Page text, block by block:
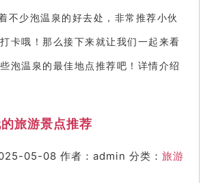
不少泡温泉的好去处，非常推荐小伙
卡哦！那么接下来就让我们一起来看
泡温泉的最佳地点推荐吧！详情介绍
旅游景点推荐
05-08 作者：admin 分类： 旅游